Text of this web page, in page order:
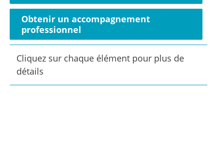
Obtenir un accompagnement
professionnel
Cliquez sur chaque élément pour plus de
détails